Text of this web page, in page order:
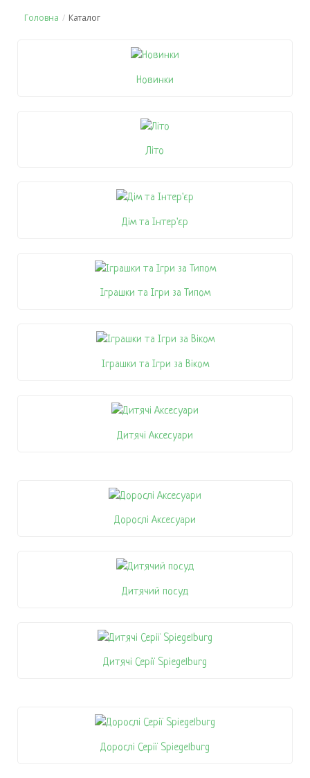
Головна / Каталог
Новинки
Літо
Дім та Інтер'єр
Іграшки та Ігри за Типом
Іграшки та Ігри за Віком
Дитячі Аксесуари
Дорослі Аксесуари
Дитячий посуд
Дитячі Серії Spiegelburg
Дорослі Серії Spiegelburg